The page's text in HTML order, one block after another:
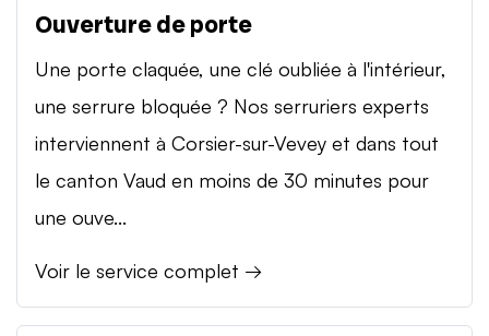
Ouverture de porte
Une porte claquée, une clé oubliée à l'intérieur,
une serrure bloquée ? Nos serruriers experts
interviennent à Corsier-sur-Vevey et dans tout
le canton Vaud en moins de 30 minutes pour
une ouve...
Voir le service complet →